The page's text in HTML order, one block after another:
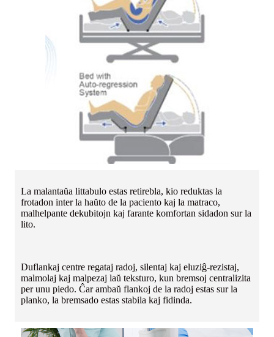
La malantaŭa littabulo estas retirebla, kio reduktas la
frotadon inter la haŭto de la paciento kaj la matraco,
malhelpante dekubitojn kaj farante komfortan sidadon sur la
lito.
Duflankaj centre regataj radoj, silentaj kaj eluziĝ-rezistaj,
malmolaj kaj malpezaj laŭ teksturo, kun bremsoj centralizita
per unu piedo. Ĉar ambaŭ flankoj de la radoj estas sur la
planko, la bremsado estas stabila kaj fidinda.